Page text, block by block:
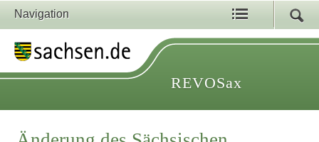
Navigation
REVOSax